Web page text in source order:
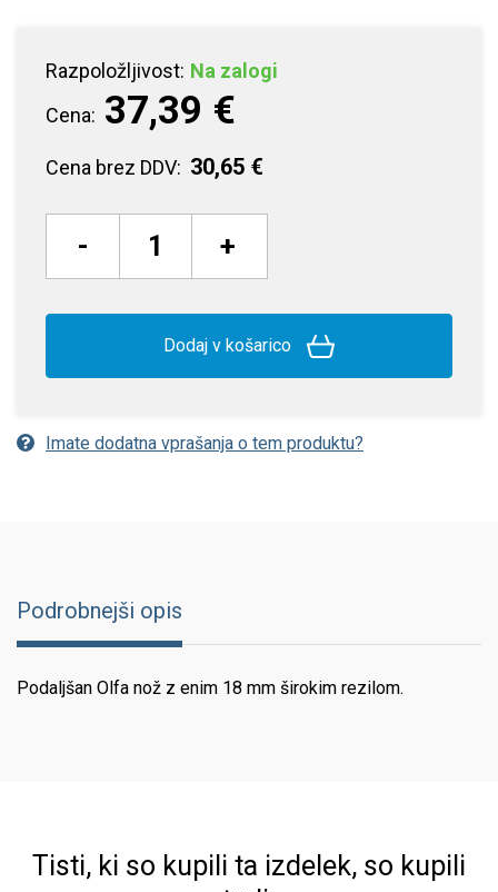
Razpoložljivost: Na zalogi
Cena: 37,39 €
Cena brez DDV: 30,65 €
- +
Dodaj v košarico
Imate dodatna vprašanja o tem produktu?
Podrobnejši opis
Podaljšan Olfa nož z enim 18 mm širokim rezilom.
Tisti, ki so kupili ta izdelek, so kupili